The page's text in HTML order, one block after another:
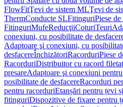
FlowFitŢevi de sistem MLŢevi de
ThermConducte SLFitinguriPiese
FitinguriMufeReducţiiCoturiTeuri
conexiuni, cu posibilitate de
Adaptoare şi conexiuni, cu
desfacereÎnchizătoriRacorduriPiese
RacorduriDistribuitor cu racord filetat
presareAdaptoare şi conexiuni
posibilitate de desfacereRacorduri
pentru racorduriEtanșări pentru țevi
fitinguriDispozitive de fixare pentru